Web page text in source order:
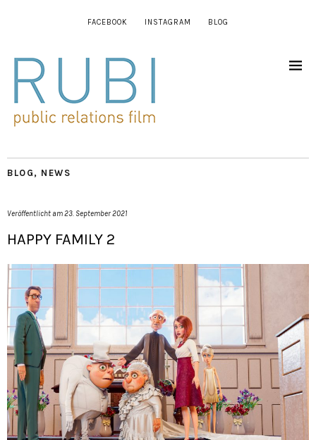
FACEBOOK INSTAGRAM BLOG
BLOG , NEWS
Veröffentlicht am23. September 2021
HAPPY FAMILY 2